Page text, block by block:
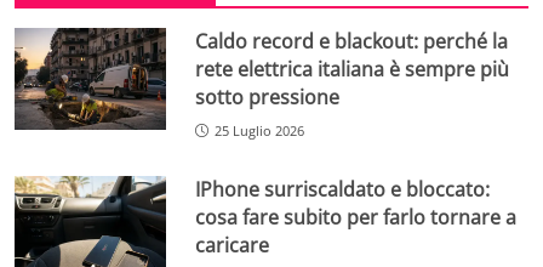
Caldo record e blackout: perché la
rete elettrica italiana è sempre più
sotto pressione
25 Luglio 2026
IPhone surriscaldato e bloccato:
cosa fare subito per farlo tornare a
caricare